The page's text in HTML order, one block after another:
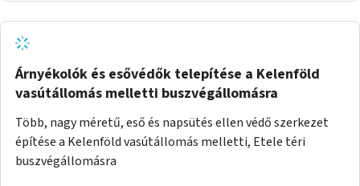
Árnyékolók és esővédők telepítése a Kelenföld
vasútállomás melletti buszvégállomásra
Több, nagy méretű, eső és napsütés ellen védő szerkezet
építése a Kelenföld vasútállomás melletti, Etele téri
buszvégállomásra